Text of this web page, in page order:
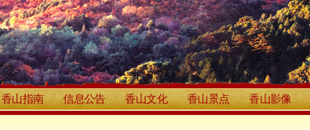
香山指南 信息公告 香山文化 香山景点 香山影像